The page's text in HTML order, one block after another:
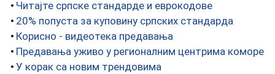
Читајте српске стандарде и еврокодове
20% попуста за куповину српских стандарда
Корисно - видеотека предавања
Предавања уживо у регионалним центрима коморе
У корак са новим трендовима